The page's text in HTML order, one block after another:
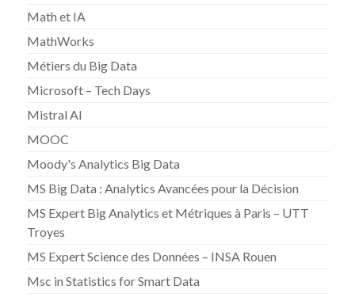
Math et IA
MathWorks
Métiers du Big Data
Microsoft – Tech Days
Mistral AI
MOOC
Moody's Analytics Big Data
MS Big Data : Analytics Avancées pour la Décision
MS Expert Big Analytics et Métriques à Paris – UTT
Troyes
MS Expert Science des Données – INSA Rouen
Msc in Statistics for Smart Data